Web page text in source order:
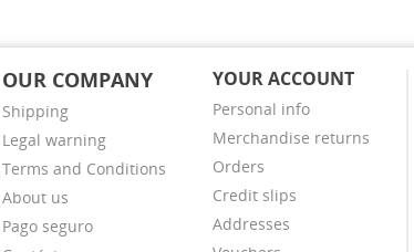
OUR COMPANY
Shipping
Legal warning
Terms and Conditions
About us
Pago seguro
YOUR ACCOUNT
Personal info
Merchandise returns
Orders
Credit slips
Addresses